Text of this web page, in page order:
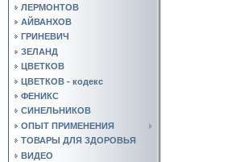
ЛЕРМОНТОВ
АЙВАНХОВ
ГРИНЕВИЧ
ЗЕЛАНД
ЦВЕТКОВ
ЦВЕТКОВ - кодекс
ФЕНИКС
СИНЕЛЬНИКОВ
ОПЫТ ПРИМЕНЕНИЯ
ТОВАРЫ ДЛЯ ЗДОРОВЬЯ
ВИДЕО